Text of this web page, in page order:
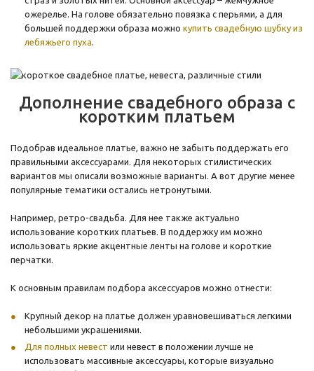
ожерелье. На голове обязательно повязка с перьями, а для
большей поддержки образа можно купить свадебную шубку из
лебяжьего пуха.
Дополнение свадебного образа с
коротким платьем
Подобрав идеальное платье, важно не забыть поддержать его
правильными аксессуарами. Для некоторых стилистических
вариантов мы описали возможные варианты. А вот другие менее
популярные тематики остались нетронутыми.
Например, ретро-свадьба. Для нее также актуально
использование коротких платьев. В поддержку им можно
использовать яркие акцентные ленты на голове и короткие
перчатки.
К основным правилам подбора аксессуаров можно отнести:
Крупный декор на платье должен уравновешиваться легкими
небольшими украшениями.
Для полных невест или невест в положении лучше не
использовать массивные аксессуары, которые визуально